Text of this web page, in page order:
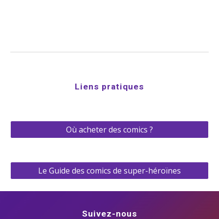
Liens pratiques
Où acheter des comics ?
Le Guide des comics de super-héroïnes
Suivez-nous